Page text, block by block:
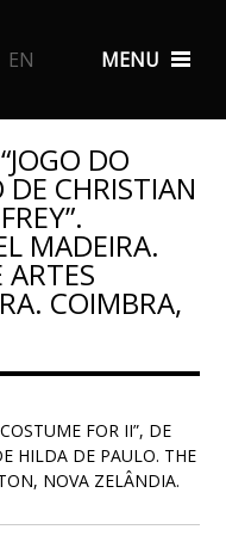
MENU
EN
DO
CHRISTIAN
MADEIRA.
COIMBRA,
FOR II”, DE
HILDA DE PAULO. THE
NOVA ZELÂNDIA.